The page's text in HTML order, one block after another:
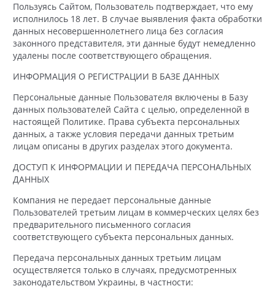
Пользуясь Сайтом, Пользователь подтверждает, что ему
исполнилось 18 лет. В случае выявления факта обработки
данных несовершеннолетнего лица без согласия
законного представителя, эти данные будут немедленно
удалены после соответствующего обращения.
ИНФОРМАЦИЯ О РЕГИСТРАЦИИ В БАЗЕ ДАННЫХ
Персональные данные Пользователя включены в Базу
данных пользователей Сайта с целью, определенной в
настоящей Политике. Права субъекта персональных
данных, а также условия передачи данных третьим
лицам описаны в других разделах этого документа.
ДОСТУП К ИНФОРМАЦИИ И ПЕРЕДАЧА ПЕРСОНАЛЬНЫХ
ДАННЫХ
Компания не передает персональные данные
Пользователей третьим лицам в коммерческих целях без
предварительного письменного согласия
соответствующего субъекта персональных данных.
Передача персональных данных третьим лицам
осуществляется только в случаях, предусмотренных
законодательством Украины, в частности: